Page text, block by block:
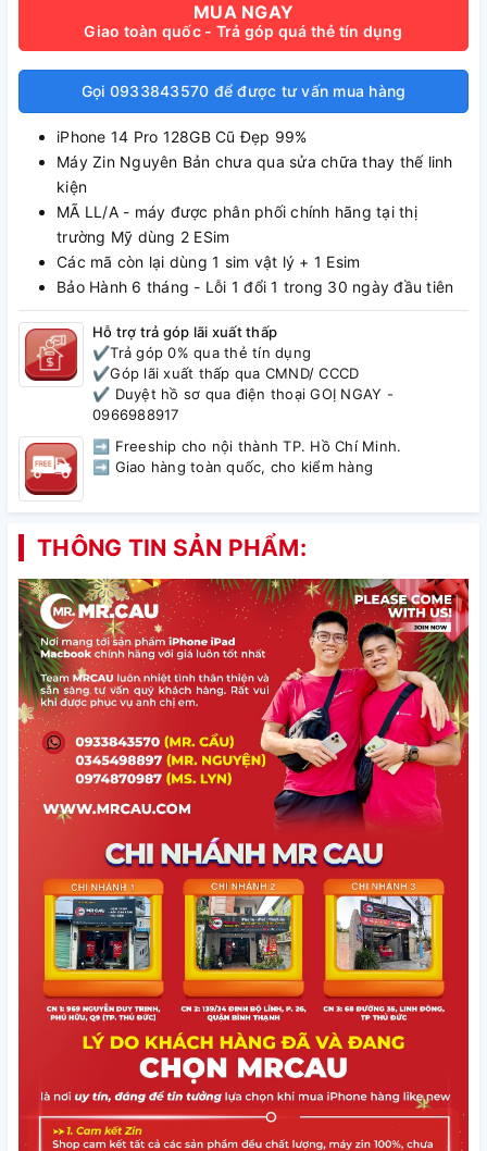
MUA NGAY
Giao toàn quốc - Trả góp quá thẻ tín dụng
Gọi 0933843570 để được tư vấn mua hàng
iPhone 14 Pro 128GB Cũ Đẹp 99%
Máy Zin Nguyên Bản chưa qua sửa chữa thay thế linh
kiện
MÃ LL/A - máy được phân phối chính hãng tại thị
trường Mỹ dùng 2 ESim
Các mã còn lại dùng 1 sim vật lý + 1 Esim
Bảo Hành 6 tháng - Lỗi 1 đổi 1 trong 30 ngày đầu tiên
Hỗ trợ trả góp lãi xuất thấp
✔️Trả góp 0% qua thẻ tín dụng
✔️Góp lãi xuất thấp qua CMND/ CCCD
✔️ Duyệt hồ sơ qua điện thoại GOỊ NGAY -
0966988917
➡ Freeship cho nội thành TP. Hồ Chí Minh.
➡ Giao hàng toàn quốc, cho kiểm hàng
THÔNG TIN SẢN PHẨM: